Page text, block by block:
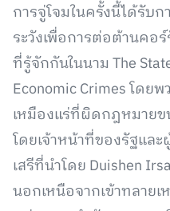
การจู่โจมในครั้งนี้ได้รับ
ระวังเพื่อการต่อต้านค
ที่รู้จักกันในนาม The
Economic Crimes โดย
เหมืองแร่ที่ผิดกฎหมาย
โดยเจ้าหน้าที่ของรัฐแล
เสรีที่นำโดย Duishen
นอกเหนือจากเข้าทลาย